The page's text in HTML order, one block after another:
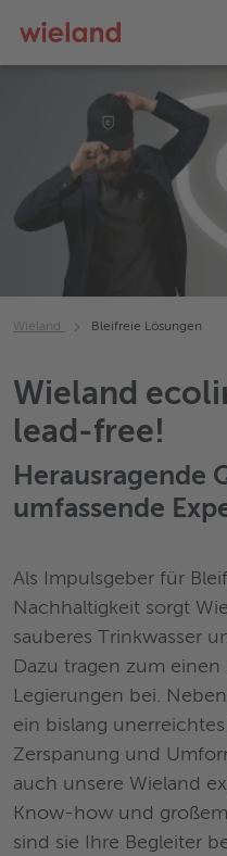
Wieland Bleifreie Lösungen
Wieland
lead-free!
Herausragende
umfassende
Als Impulsgeber für
Nachhaltigkeit sorgt
sauberes Trinkwasser
Dazu tragen zum
Legierungen bei.
ein bislang
Zerspanung und
auch unsere Wieland
Know-how und
sind sie Ihre Begleiter